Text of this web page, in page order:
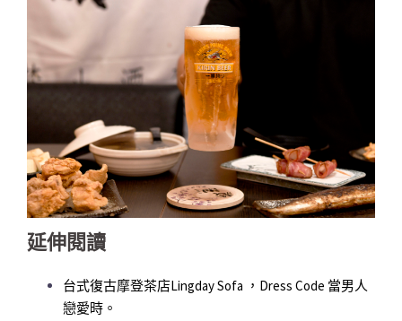
延伸閱讀
台式復古摩登茶店Lingday Sofa ，Dress Code 當男人
戀愛時。